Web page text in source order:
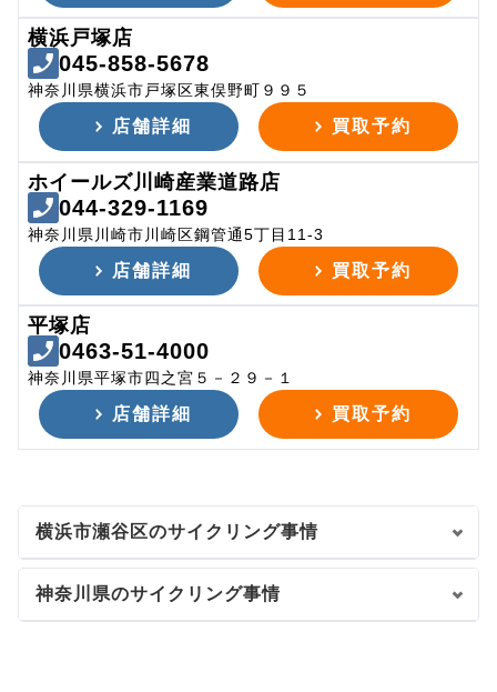
横浜戸塚店
045-858-5678
神奈川県横浜市戸塚区東俣野町９９５
店舗詳細 買取予約
ホイールズ川崎産業道路店
044-329-1169
神奈川県川崎市川崎区鋼管通5丁目11-3
店舗詳細 買取予約
平塚店
0463-51-4000
神奈川県平塚市四之宮５－２９－１
店舗詳細 買取予約
横浜市瀬谷区のサイクリング事情
神奈川県のサイクリング事情